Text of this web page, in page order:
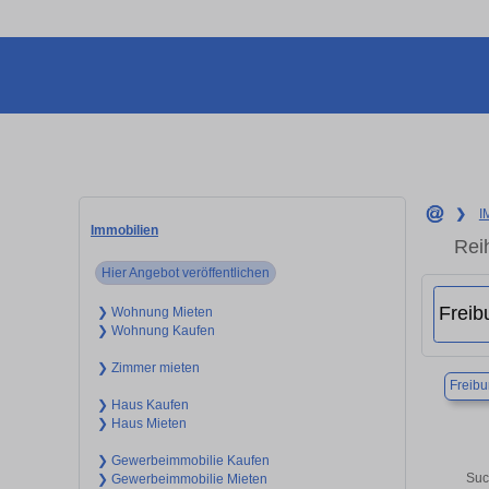
Immobilien
Hier Angebot veröffentlichen
❯ Wohnung Mieten
❯ Wohnung Kaufen
❯ Zimmer mieten
❯ Haus Kaufen
❯ Haus Mieten
❯ Gewerbeimmobilie Kaufen
❯ Gewerbeimmobilie Mieten
❯